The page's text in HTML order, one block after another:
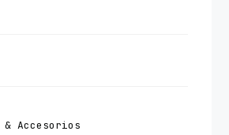
& Accesorios